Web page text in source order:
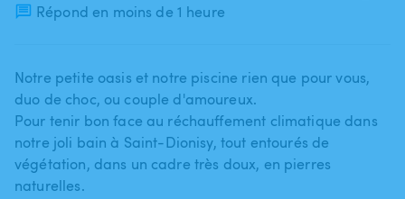
Répond en moins de 1 heure
Notre petite oasis et notre piscine rien que pour vous​,​
duo de choc​,​ ou couple d'amoureux.
Pour tenir bon face au réchauffement climatique dans
notre joli bain à Saint-Dionisy​,​​ tout entourés de
végétation​,​​ dans un cadre très doux​​,​​ en pierres
naturelles.